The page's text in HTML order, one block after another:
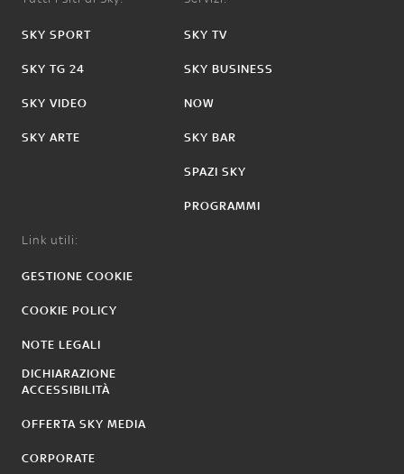
SKY SPORT
SKY TG 24
SKY VIDEO
SKY ARTE
SKY TV
SKY BUSINESS
NOW
SKY BAR
SPAZI SKY
PROGRAMMI
Link utili:
GESTIONE COOKIE
COOKIE POLICY
NOTE LEGALI
DICHIARAZIONE
ACCESSIBILITÀ
OFFERTA SKY MEDIA
CORPORATE